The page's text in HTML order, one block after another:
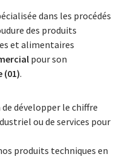
dans les procédés
des produits
et alimentaires
pour son
(01).
développer le chiffre
ou de services pour
produits techniques en